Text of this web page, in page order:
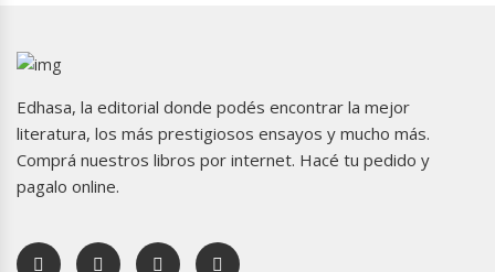
Edhasa, la editorial donde podés encontrar la mejor
literatura, los más prestigiosos ensayos y mucho más.
Comprá nuestros libros por internet. Hacé tu pedido y
pagalo online.